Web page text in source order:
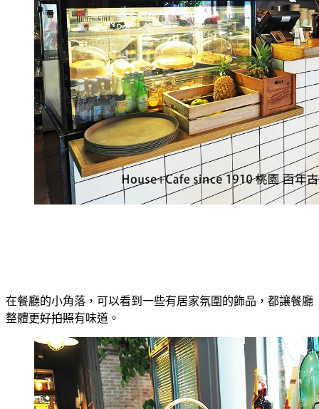
在餐廳的小角落，可以看到一些有居家氛圍的飾品，都讓餐廳
整體更好拍照有味道。